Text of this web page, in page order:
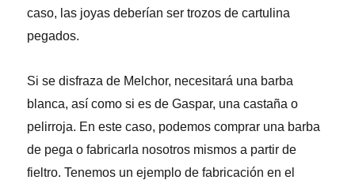
caso, las joyas deberían ser trozos de cartulina
pegados.
Si se disfraza de Melchor, necesitará una barba
blanca, así como si es de Gaspar, una castaña o
pelirroja. En este caso, podemos comprar una barba
de pega o fabricarla nosotros mismos a partir de
fieltro. Tenemos un ejemplo de fabricación en el